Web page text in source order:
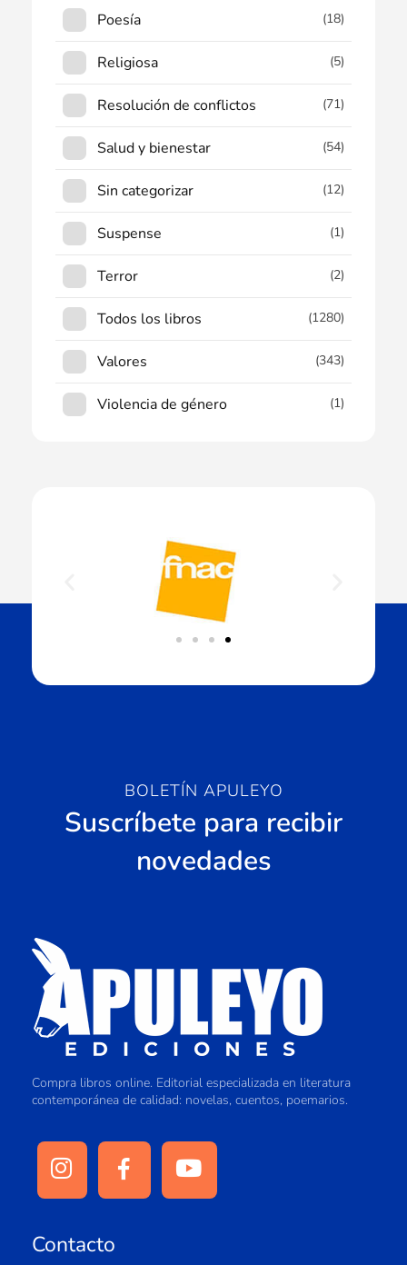
Poesía (18)
Religiosa (5)
Resolución de conflictos (71)
Salud y bienestar (54)
Sin categorizar (12)
Suspense (1)
Terror (2)
Todos los libros (1280)
Valores (343)
Violencia de género (1)
BOLETÍN APULEYO
Suscríbete para recibir
novedades
Compra libros online. Editorial especializada en literatura
contemporánea de calidad: novelas, cuentos, poemarios.
Contacto